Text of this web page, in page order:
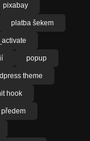
pixabay
platba šekem
popup
theme
hook